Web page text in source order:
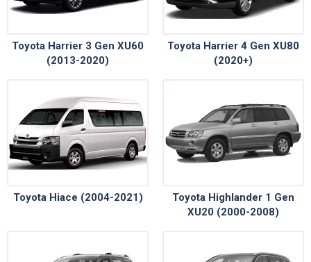
Toyota Harrier 3 Gen XU60
(2013-2020)
Toyota Harrier 4 Gen XU80
(2020+)
Toyota Hiace (2004-2021)
Toyota Highlander 1 Gen
XU20 (2000-2008)